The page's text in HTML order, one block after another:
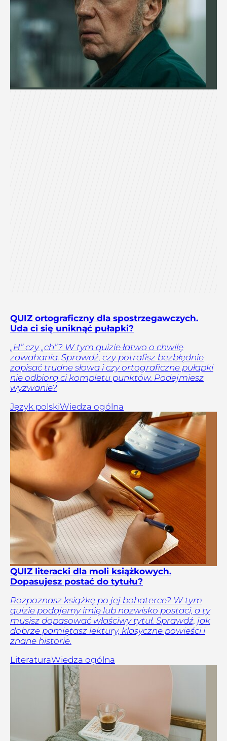
QUIZ ortograficzny dla spostrzegawczych.
Uda ci się uniknąć pułapki?
„H” czy „ch”? W tym quizie łatwo o chwilę
zawahania. Sprawdź, czy potrafisz bezbłędnie
zapisać trudne słowa i czy ortograficzne pułapki
nie odbiorą ci kompletu punktów. Podejmiesz
wyzwanie?
Język polskiWiedza ogólna
QUIZ literacki dla moli książkowych.
Dopasujesz postać do tytułu?
Rozpoznasz książkę po jej bohaterce? W tym
quizie podajemy imię lub nazwisko postaci, a ty
musisz dopasować właściwy tytuł. Sprawdź, jak
dobrze pamiętasz lektury, klasyczne powieści i
znane historie.
LiteraturaWiedza ogólna